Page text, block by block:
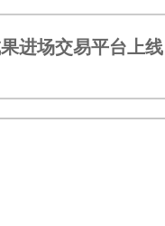
进场交易平台上线